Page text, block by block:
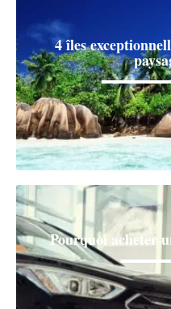
4 îles
Pourquoi acheter